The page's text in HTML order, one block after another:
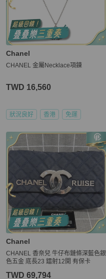
Chanel
CHANEL 金屬Necklace項鍊
TWD 16,560
狀況良好 香港 免運
Chanel
CHANEL 香奈兒 牛仔布鏈條深藍色銀
色五金 底長23 鐳射12開 有保卡
TWD 69,794